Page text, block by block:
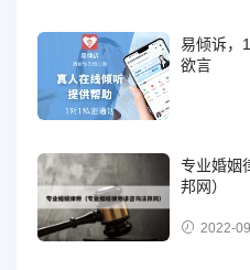
易倾诉，
欲言
专业婚姻
邦网）
2022-